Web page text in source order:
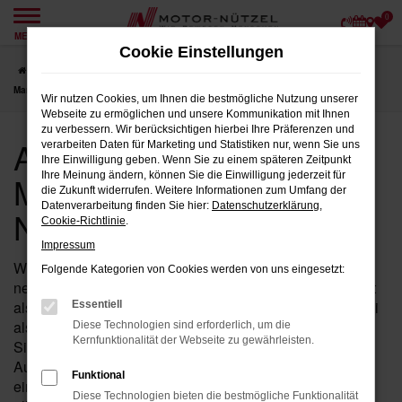
Zum
springen
MENÜ
0
Marktredwitz bei Motor-Nützel
Audi Jahreswagen für
Marktredwitz bei Motor-
Nützel
Wenn Sie in der Nähe von Marktredwitz nach einem fast
neuen Fahrzeug suchen, das Ihnen sowohl hohe Qualität
als auch einen attraktiven Preis bietet, ist der A5 von Audi
als Jahreswagen bei Motor-Nützel die perfekte Wahl für
Sie. Seit über 90 Jahren sind wir Ihr zuverlässiges Audi
Autohaus in der Nähe von Marktredwitz und bieten Ihnen
eine exklusive Auswahl an A5 Jahreswagen, die nahezu
Cookie Einstellungen
Wir nutzen Cookies, um Ihnen die bestmögliche Nutzung unserer
Webseite zu ermöglichen und unsere Kommunikation mit Ihnen
zu verbessern. Wir berücksichtigen hierbei Ihre Präferenzen und
verarbeiten Daten für Marketing und Statistiken nur, wenn Sie uns
Ihre Einwilligung geben. Wenn Sie zu einem späteren Zeitpunkt
Ihre Meinung ändern, können Sie die Einwilligung jederzeit für
die Zukunft widerrufen. Weitere Informationen zum Umfang der
Datenverarbeitung finden Sie hier: Datenschutzerklärung,
Cookie-Richtlinie.
Impressum
Folgende Kategorien von Cookies werden von uns eingesetzt:
Essentiell
Diese Technologien sind erforderlich, um die
Kernfunktionalität der Webseite zu gewährleisten.
Funktional
Diese Technologien bieten die bestmögliche Funktionalität